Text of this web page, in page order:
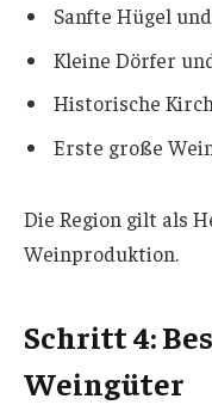
Sanfte Hügel
Kleine Dörfer
Historische
Erste große
Die Region gilt als
Weinproduktion.
Schritt 4:
Weingüter